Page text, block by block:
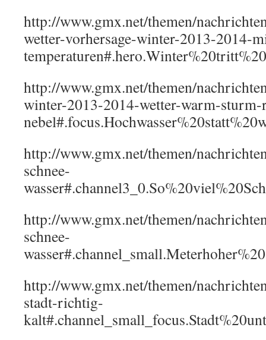
http://www.gmx.net/themen/
wetter-vorhersage-winter-2013-2014-
http://www.gmx.net/themen/
winter-2013-2014-wetter-warm-sturm-
http://www.gmx.net/themen/
schnee-
http://www.gmx.net/themen/
schnee-
http://www.gmx.net/themen/
stadt-richtig-